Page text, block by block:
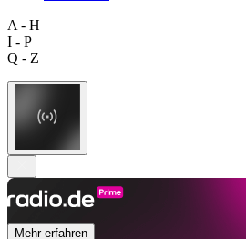
A - H
I - P
Q - Z
Mehr erfahren